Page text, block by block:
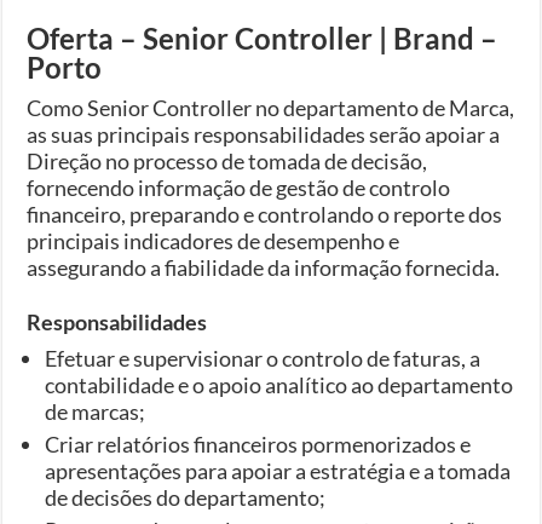
Oferta – Senior Controller | Brand –
Porto
Como Senior Controller no departamento de Marca,
as suas principais responsabilidades serão apoiar a
Direção no processo de tomada de decisão,
fornecendo informação de gestão de controlo
financeiro, preparando e controlando o reporte dos
principais indicadores de desempenho e
assegurando a fiabilidade da informação fornecida.
Responsabilidades
Efetuar e supervisionar o controlo de faturas, a
contabilidade e o apoio analítico ao departamento
de marcas;
Criar relatórios financeiros pormenorizados e
apresentações para apoiar a estratégia e a tomada
de decisões do departamento;